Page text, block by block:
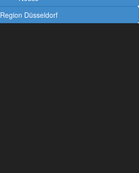
Region Düsseldorf